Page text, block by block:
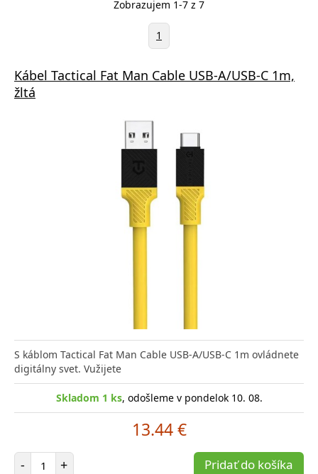
Zobrazujem 1-7 z 7
1
Kábel Tactical Fat Man Cable USB-A/USB-C 1m,
žltá
S káblom Tactical Fat Man Cable USB-A/USB-C 1m ovládnete
digitálny svet. Vužijete
Skladom 1 ks, odošleme v pondelok 10. 08.
13.44 €
- Počet položiek
+ Pridať do košíka